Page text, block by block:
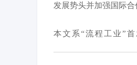
发展势头并加强国际
本文系“流程工业”